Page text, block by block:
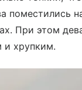
поместились
При этом
и хрупким.